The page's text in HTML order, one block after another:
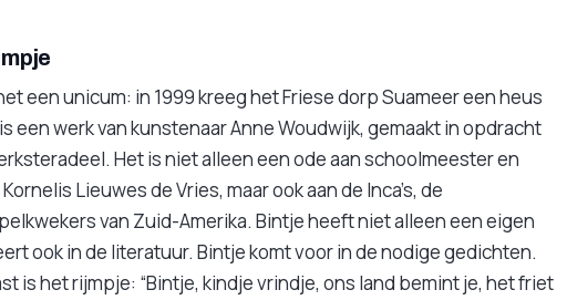
een unicum: in 1999 kreeg het Friese dorp Suameer een heus
een werk van kunstenaar Anne Woudwijk, gemaakt in opdracht
Het is niet alleen een ode aan schoolmeester en
Lieuwes de Vries, maar ook aan de Inca’s, de
van Zuid-Amerika. Bintje heeft niet alleen een eigen
ook in de literatuur. Bintje komt voor in de nodige gedichten.
is het rijmpje: “Bintje, kindje vrindje, ons land bemint je, het friet